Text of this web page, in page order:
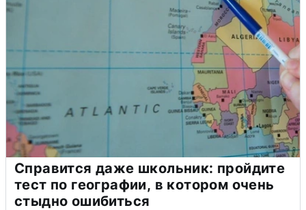
Справится даже школьник: пройдите
тест по географии, в котором очень
стыдно ошибиться